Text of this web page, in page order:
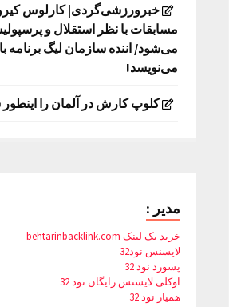
خبرورزشی‌گردی| کارلوس
مسابقات با نظر استقلال و
می‌شود/ اننده سازمان لیگ برنامه
می‌نویسد!
کلوپ کارش در آلمان را
مدیر :
خرید بک لینک behtarinbacklink.com
لایسنس نود32
پسورد نود 32
اوکلی لایسنس رایگان نود 32
همیار نود 32